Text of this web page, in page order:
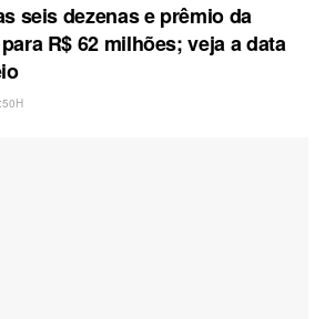
seis dezenas e prêmio da
R$ 62 milhões; veja a data